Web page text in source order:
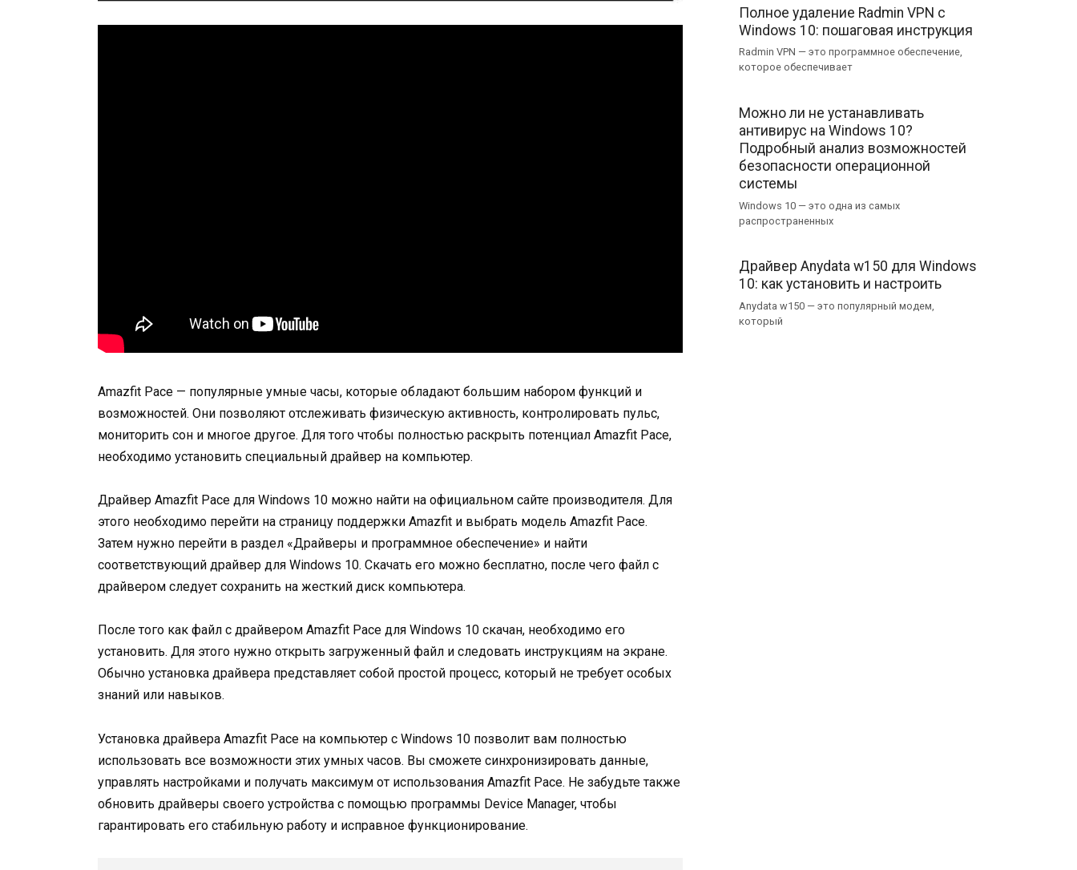
Amazfit Pace — популярные умные часы, которые обладают большим набором функций и
возможностей. Они позволяют отслеживать физическую активность, контролировать пульс,
мониторить сон и многое другое. Для того чтобы полностью раскрыть потенциал Amazfit Pace,
необходимо установить специальный драйвер на компьютер.
Драйвер Amazfit Pace для Windows 10 можно найти на официальном сайте производителя. Для
этого необходимо перейти на страницу поддержки Amazfit и выбрать модель Amazfit Pace.
Затем нужно перейти в раздел «Драйверы и программное обеспечение» и найти
соответствующий драйвер для Windows 10. Скачать его можно бесплатно, после чего файл с
драйвером следует сохранить на жесткий диск компьютера.
После того как файл с драйвером Amazfit Pace для Windows 10 скачан, необходимо его
установить. Для этого нужно открыть загруженный файл и следовать инструкциям на экране.
Обычно установка драйвера представляет собой простой процесс, который не требует особых
знаний или навыков.
Установка драйвера Amazfit Pace на компьютер с Windows 10 позволит вам полностью
использовать все возможности этих умных часов. Вы сможете синхронизировать данные,
управлять настройками и получать максимум от использования Amazfit Pace. Не забудьте также
обновить драйверы своего устройства с помощью программы Device Manager, чтобы
гарантировать его стабильную работу и исправное функционирование.
Полное удаление Radmin VPN с
Windows 10: пошаговая инструкция
Radmin VPN — это программное обеспечение,
которое обеспечивает
Можно ли не устанавливать
антивирус на Windows 10?
Подробный анализ возможностей
безопасности операционной
системы
Windows 10 — это одна из самых
распространенных
Драйвер Anydata w150 для Windows
10: как установить и настроить
Anydata w150 — это популярный модем,
который